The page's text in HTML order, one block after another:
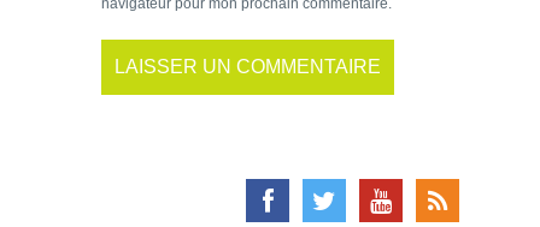
navigateur pour mon prochain commentaire.